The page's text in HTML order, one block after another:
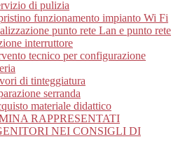
di pulizia
funzionamento impianto Wi Fi
punto rete Lan e punto rete
interruttore
tecnico per configurazione
di tinteggiatura
serranda
materiale didattico
RAPPRESENTATI
NEI CONSIGLI DI